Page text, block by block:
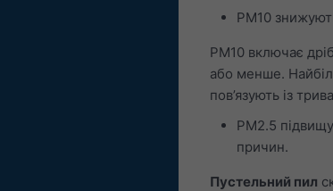
PM10
PM10 включає
або менше.
пов’язують із
PM2.5
причин.
Пустельний пил